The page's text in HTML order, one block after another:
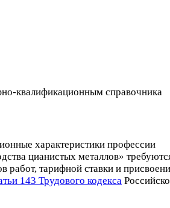
квалификационным справочника
характеристики профессии
цианистых металлов»
работ, тарифной ставки и
143 Трудового кодекса